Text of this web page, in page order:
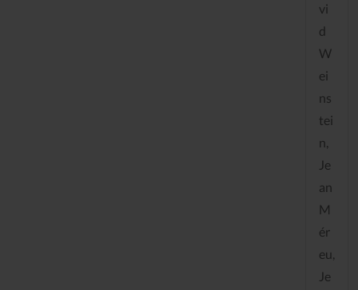
vi
d
W
ei
ns
tei
n,
Je
an
M
ér
eu,
Je